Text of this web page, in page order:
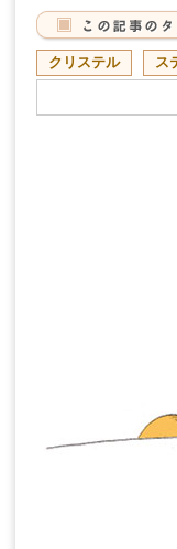
クリステル ス